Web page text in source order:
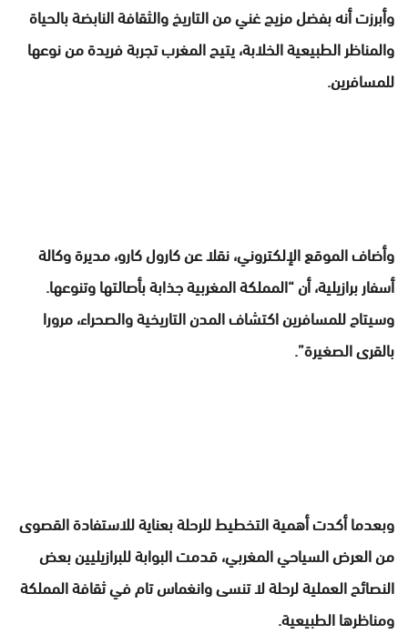
وأبرزت أنه بفضل مزيج غني من التاريخ والثقافة النابضة بالحياة
والمناظر الطبيعية الخلابة، يتيح المغرب تجربة فريدة من نوعها
للمسافرين.
وأضاف الموقع الإلكتروني، نقلا عن كارول كارو، مديرة وكالة
أسفار برازيلية، أن “المملكة المغربية جذابة بأصالتها وتنوعها.
وسيتاح للمسافرين اكتشاف المدن التاريخية والصحراء، مرورا
بالقرى الصغيرة”.
وبعدما أكدت أهمية التخطيط للرحلة بعناية للاستفادة القصوى
من العرض السياحي المغربي، قدمت البوابة للبرازيليين بعض
النصائح العملية لرحلة لا تنسى وانغماس تام في ثقافة المملكة
ومناظرها الطبيعية.